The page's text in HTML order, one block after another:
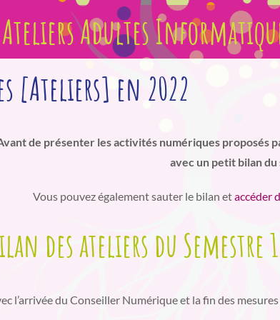
Ateliers Adultes
[Ateliers] en 2022
de présenter les activités numériques proposés
avec un petit bilan
Vous pouvez également sauter le bilan etaccéder
des ateliers du Semestre 1
l’arrivée du Conseiller Numérique et la fin des